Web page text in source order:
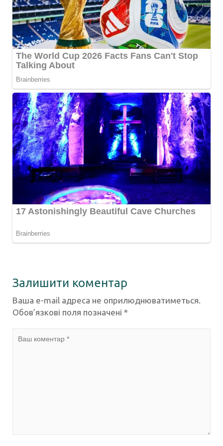
Залишити коментар
Ваша e-mail адреса не оприлюднюватиметься.
Обов’язкові поля позначені *